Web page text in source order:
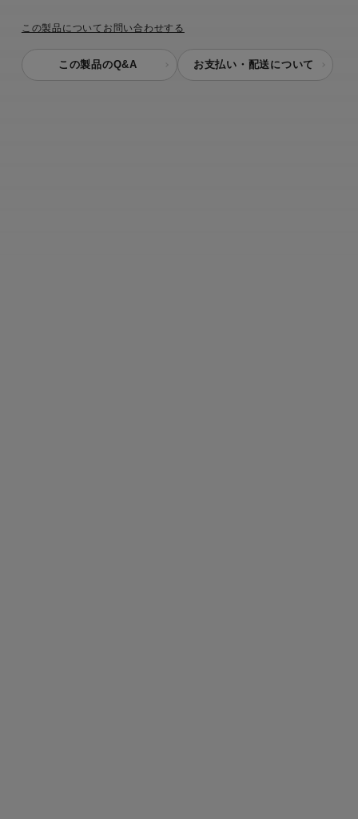
この製品についてお問い合わせする
この製品のQ&A お支払い・配送について